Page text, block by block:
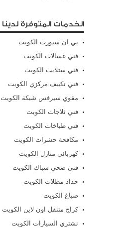
الخدمات المتوفرة لدينا
بي ان سبورت الكويت
فني غسالات الكويت
فني ستلايت الكويت
فني تكييف مركزي الكويت
مقوي سيرفس شيكة الكويت
فني ثلاجات الكويت
فني طباخات الكويت
مكافحة حشرات الكويت
كهربائي منازل الكويت
فني صحي سباك الكويت
حداد مظلات الكويت
صباغ الكويت
كراج متنقل اون لاين الكويت
نشتري السيارات الكويت